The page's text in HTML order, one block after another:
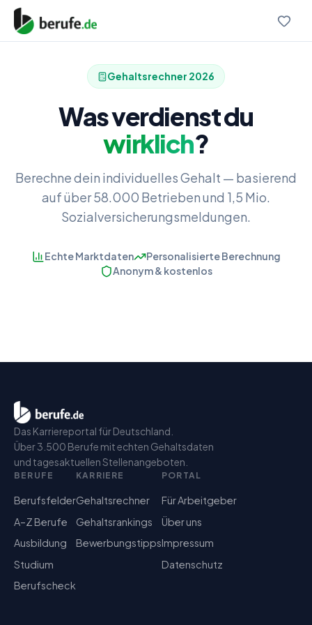
Gehaltsrechner 2026
Was verdienst du
wirklich?
Berechne dein individuelles Gehalt — basierend
auf über 58.000 Betrieben und 1,5 Mio.
Sozialversicherungsmeldungen.
Echte Marktdaten
Personalisierte Berechnung
Anonym & kostenlos
Das Karriereportal für Deutschland.
Über 3.500 Berufe mit echten Gehaltsdaten
und tagesaktuellen Stellenangeboten.
BERUFE
Berufsfelder
A–Z Berufe
Ausbildung
Studium
Berufscheck
KARRIERE
Gehaltsrechner
Gehaltsrankings
Bewerbungstipps
PORTAL
Für Arbeitgeber
Über uns
Impressum
Datenschutz